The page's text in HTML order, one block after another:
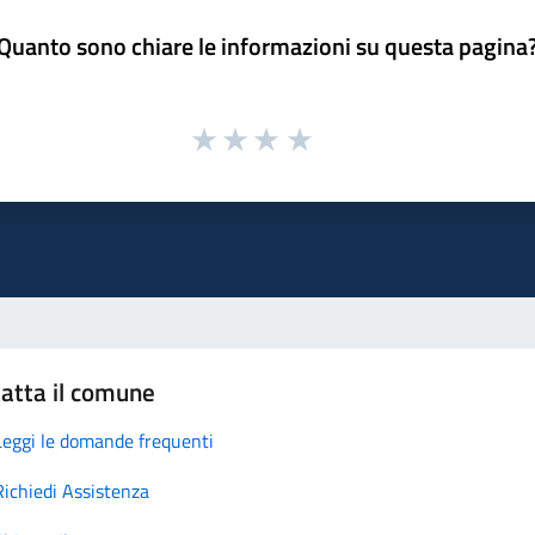
sono chiare le informazioni su questa
il comune
le domande frequenti
Assistenza